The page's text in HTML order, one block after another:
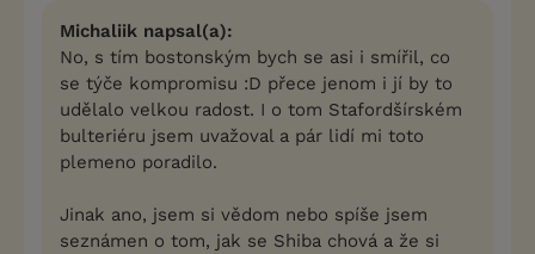
Michaliik napsal(a):
No, s tím bostonským bych se asi i smířil, co
se týče kompromisu :D přece jenom i jí by to
udělalo velkou radost. I o tom Stafordšírském
bulteriéru jsem uvažoval a pár lidí mi toto
plemeno poradilo.
Jinak ano, jsem si vědom nebo spíše jsem
seznámen o tom, jak se Shiba chová a že si